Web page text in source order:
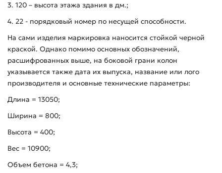
3. 120 – высота этажа здания в дм.;
4. 22 - порядковый номер по несущей способности.
На сами изделия маркировка наносится стойкой черной
краской. Однако помимо основных обозначений,
расшифрованных выше, на боковой грани колон
указывается также дата их выпуска, название или лого
производителя и основные технические параметры:
Длина = 13050;
Ширина = 800;
Высота = 400;
Вес = 10900;
Объем бетона = 4,3;